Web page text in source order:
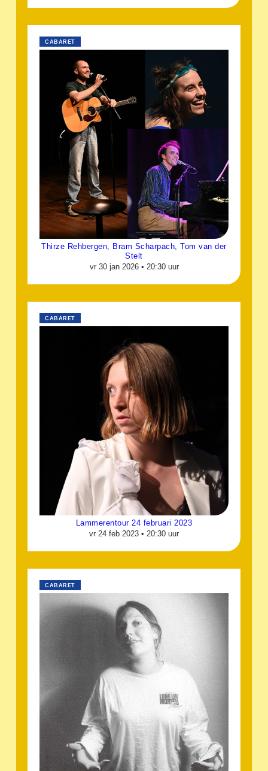
CABARET
Thirze Rehbergen, Bram Scharpach, Tom van der
Stelt
vr 30 jan 2026 • 20:30 uur
CABARET
Lammerentour 24 februari 2023
vr 24 feb 2023 • 20:30 uur
CABARET